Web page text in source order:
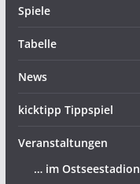
Spiele
Tabelle
News
kicktipp Tippspiel
Veranstaltungen
… im Ostseestadion